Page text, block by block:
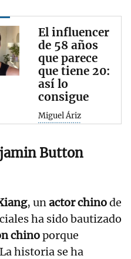
El influencer
de 58 años
que parece
que tiene 20:
así lo
consigue
Miguel Áriz
Button
, unactor chinode
ha sido bautizado
chinoporque
historia se ha